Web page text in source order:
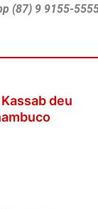
(87) 9 9155-
deu